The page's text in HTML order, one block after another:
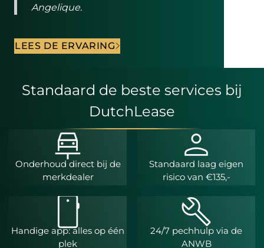
Angelique.
LEES DE ERVARING
Standaard de beste services bij
DutchLease
Onderhoud direct bij de
merkdealer
Standaard laag eigen
risico van €135,-
Handige app: alles op één
plek
24/7 pechhulp via de
ANWB